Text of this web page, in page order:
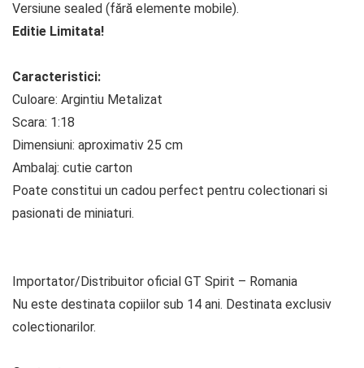
Versiune sealed (fără elemente mobile).
Editie Limitata!
Caracteristici:
Culoare: Argintiu Metalizat
Scara: 1:18
Dimensiuni: aproximativ 25 cm
Ambalaj: cutie carton
Poate constitui un cadou perfect pentru colectionari si
pasionati de miniaturi.
Importator/Distribuitor oficial GT Spirit – Romania
Nu este destinata copiilor sub 14 ani. Destinata exclusiv
colectionarilor.